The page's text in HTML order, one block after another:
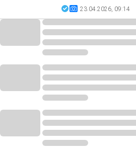
23.04.2026, 09:14